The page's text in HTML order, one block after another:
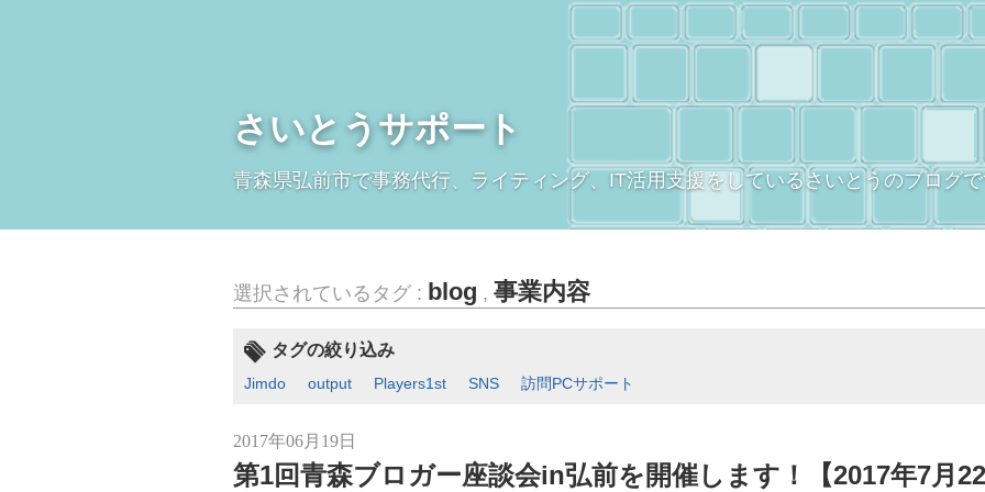
さいとうサポート
青森県弘前市で事務代行、ライティング、IT活用支援をしているさいとうのブログ
選択されているタグ : blog , 事業内容
タグの絞り込み
Jimdo output Players1st SNS 訪問PCサポート
2017年06月19日
第1回青森ブロガー座談会in弘前を開催します！【2017年7月22